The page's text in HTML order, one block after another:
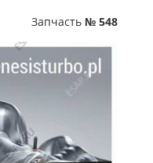
Запчасть № 548